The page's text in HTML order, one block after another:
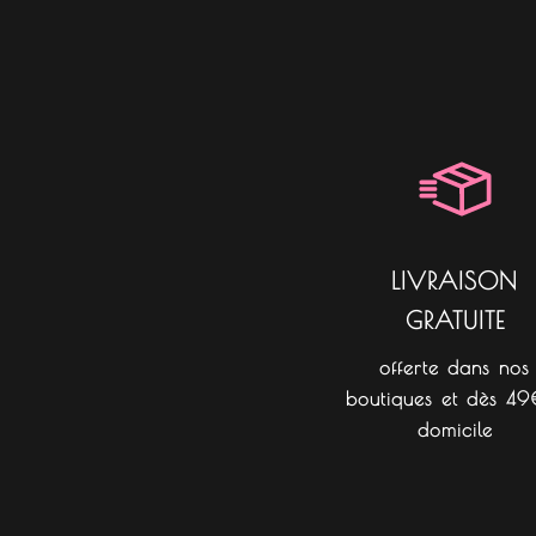
LIVRAISON
GRATUITE
offerte dans nos
boutiques et dès
domicile